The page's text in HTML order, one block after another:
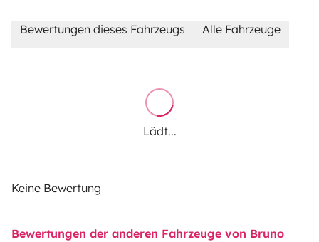
Bewertungen dieses Fahrzeugs Alle Fahrzeuge
Lädt...
Keine Bewertung
Bewertungen der anderen Fahrzeuge von Bruno